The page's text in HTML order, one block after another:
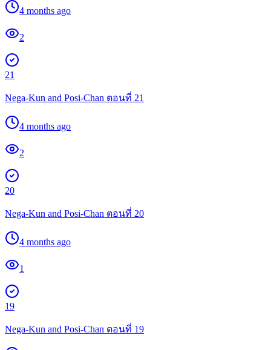
4 months ago
2
21
Nega-Kun and Posi-Chan ตอนที่ 21
4 months ago
2
20
Nega-Kun and Posi-Chan ตอนที่ 20
4 months ago
1
19
Nega-Kun and Posi-Chan ตอนที่ 19